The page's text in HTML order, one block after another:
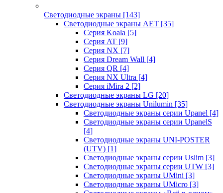
Светодиодные экраны [143]
Светодиодные экраны AET [35]
Cерия Koala [5]
Серия AT [9]
Серия NX [7]
Серия Dream Wall [4]
Серия QR [4]
Серия NX Ultra [4]
Серия iMira 2 [2]
Светодиодные экраны LG [20]
Светодиодные экраны Unilumin [35]
Светодиодные экраны серии Upanel [4]
Светодиодные экраны серии UpanelS
[4]
Светодиодные экраны UNI-POSTER
(UTV) [1]
Светодиодные экраны серии Uslim [3]
Светодиодные экраны серии UTW [3]
Светодиодные экраны UMini [3]
Светодиодные экраны UMicro [3]